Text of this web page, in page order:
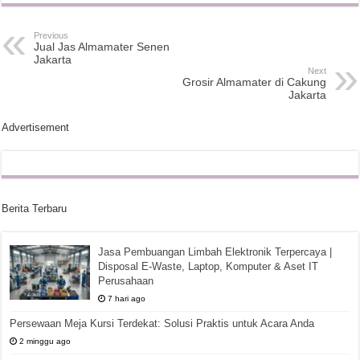
Previous
Jual Jas Almamater Senen
Jakarta
Next
Grosir Almamater di Cakung
Jakarta
Advertisement
Berita Terbaru
Jasa Pembuangan Limbah Elektronik Terpercaya |
Disposal E-Waste, Laptop, Komputer & Aset IT
Perusahaan
7 hari ago
Persewaan Meja Kursi Terdekat: Solusi Praktis untuk Acara Anda
2 minggu ago